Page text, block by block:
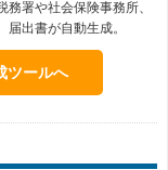
署や社会保険事務所、
出書が自動生成。
ツールへ